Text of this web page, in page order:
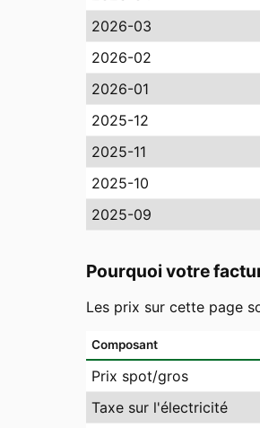
2026-03
2026-02
2026-01
2025-12
2025-11
2025-10
2025-09
Pourquoi votre
Les prix sur cette page
Composant
Prix spot/gros
Taxe sur l'électricité